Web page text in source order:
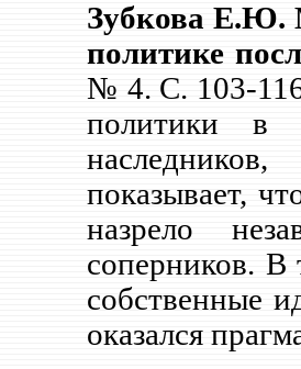
Зубкова Е.Ю.
политике
№ 4. С. 103-
политики в
показывает,
назрело
соперников.
собственные
оказался